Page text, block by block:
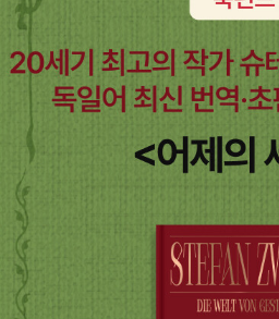
는, 내 입에서 나오는 어느 말이든 모
예쁘장하게 꾸민대서 내 말마디가 예
그럴듯하게 치레한대서 내 말본새가
생각을 가다듬습니다. 아이들을 바라
다듬습니다. 마음을 다스립니다. 살붙
비는 마음을 다스립니다. 하늘에서 똑
처럼 짠 하고 찾아오는 꿈이란 없어요.
니다. 모든 꿈은 마음으로 일굽니다.
라고 마음이 큽니다. 스스로 누리는 삶
풉니다. 아침에 떠오르는 해를 보셔요